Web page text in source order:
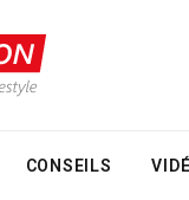
CONSEILS